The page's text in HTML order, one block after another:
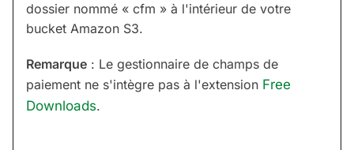
dossier nommé « cfm » à l'intérieur de votre
bucket Amazon S3.
Remarque : Le gestionnaire de champs de
paiement ne s'intègre pas à l'extension Free
Downloads.